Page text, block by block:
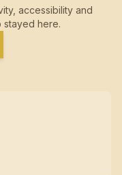
accessibility and
here.